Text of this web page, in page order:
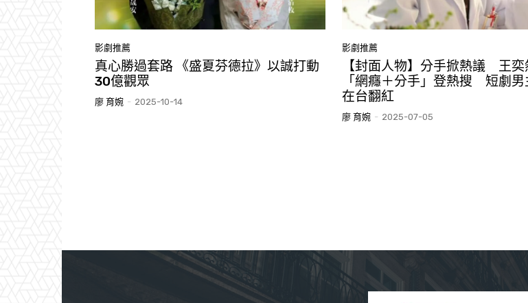
影劇推薦
真心勝過套路 《盛夏芬德拉》以誠打動
30億觀眾
廖 育婉 - 2025-10-14
影劇推薦
【封面人物】分手掀熱議 王奕
「網癮＋分手」登熱搜 短劇男
在台翻紅
廖 育婉 - 2025-07-05